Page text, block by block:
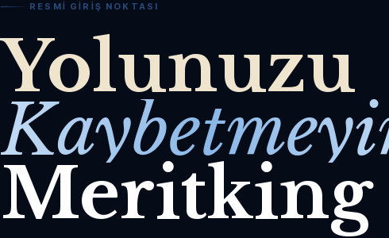
RESMI GIRIŞ NOKTASI
Yolunuzu
Meritking